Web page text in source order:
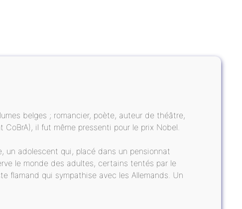
belges ; romancier, poète, auteur de théâtre,
il fut même pressenti pour le prix Nobel.
un adolescent qui, placé dans un pensionnat
le monde des adultes, certains tentés par le
flamand qui sympathise avec les Allemands. Un